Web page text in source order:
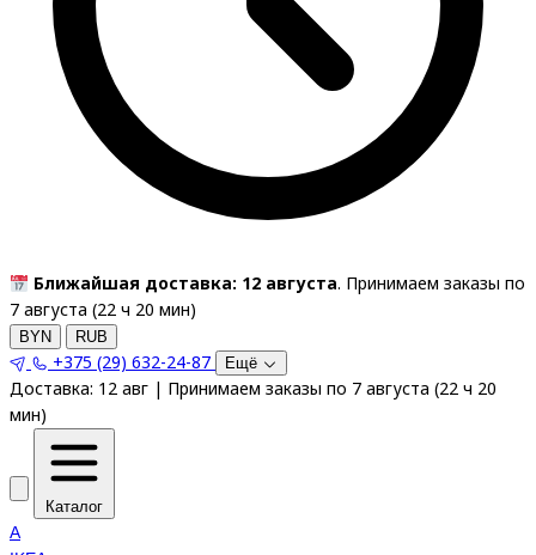
Ближайшая доставка: 12 августа. Принимаем заказы по
7 августа (22 ч 20 мин)
BYN RUB
+375 (29) 632-24-87 Ещё
Доставка: 12 авг | Принимаем заказы по 7 августа (22 ч 20
мин)
Каталог
A